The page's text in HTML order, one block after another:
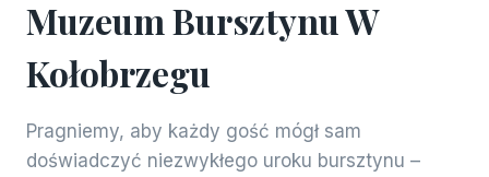
Muzeum Bursztynu W
Kołobrzegu
Pragniemy, aby każdy gość mógł sam
doświadczyć niezwykłego uroku bursztynu –